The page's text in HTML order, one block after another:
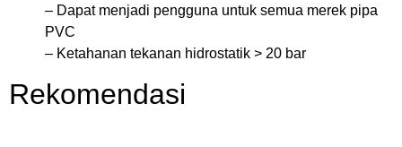
– Dapat menjadi pengguna untuk semua merek pipa
PVC
– Ketahanan tekanan hidrostatik > 20 bar
Rekomendasi